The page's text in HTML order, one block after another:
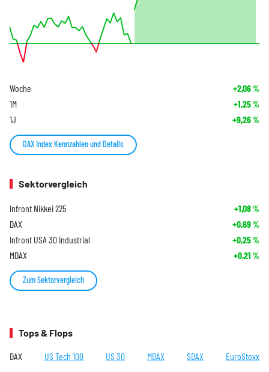
Woche +2,06%
1M +1,25%
1J +9,26%
DAX Index Kennzahlen und Details
Sektorvergleich
Infront Nikkei 225 +1,08%
DAX +0,69%
Infront USA 30 Industrial +0,25%
MDAX +0,21 %
Zum Sektorvergleich
Tops & Flops
DAX US Tech 100 US 30 MDAX SDAX EuroStoxx